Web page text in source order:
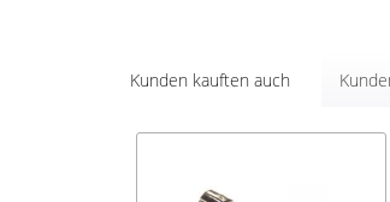
Kunden kauften auch